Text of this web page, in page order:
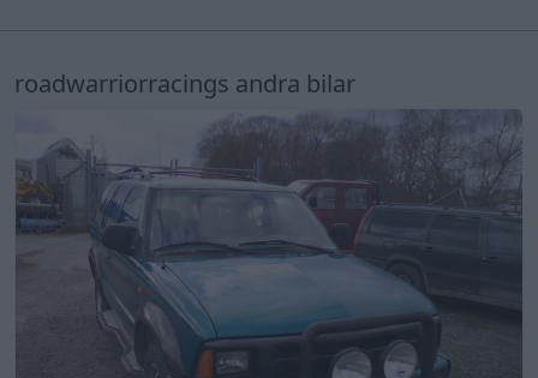
roadwarriorracings andra bilar